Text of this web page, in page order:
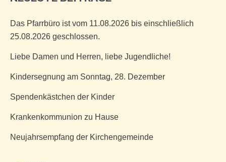
Das Pfarrbüro ist vom 11.08.2026 bis einschließlich
25.08.2026 geschlossen.
Liebe Damen und Herren, liebe Jugendliche!
Kindersegnung am Sonntag, 28. Dezember
Spendenkästchen der Kinder
Krankenkommunion zu Hause
Neujahrsempfang der Kirchengemeinde